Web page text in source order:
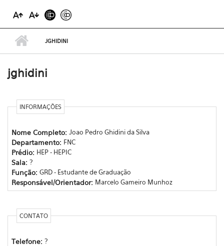
JGHIDINI
jghidini
INFORMAÇÕES
Nome Completo: Joao Pedro Ghidini da Silva
Departamento: FNC
Prédio: HEP - HEPIC
Sala: ?
Função: GRD - Estudante de Graduação
Responsável/Orientador: Marcelo Gameiro Munhoz
CONTATO
Telefone: ?